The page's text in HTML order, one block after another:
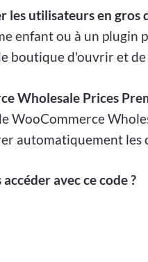
utilisateurs en gros
enfant ou à un plugin
boutique d'ouvrir et
Wholesale Prices
automatiquement les
avec ce code ?